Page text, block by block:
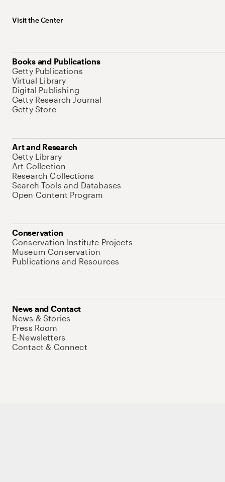
Visit the Center
Books and Publications
Getty Publications
Virtual Library
Digital Publishing
Getty Research Journal
Getty Store
Art and Research
Getty Library
Art Collection
Research Collections
Search Tools and Databases
Open Content Program
Conservation
Conservation Institute Projects
Museum Conservation
Publications and Resources
News and Contact
News & Stories
Press Room
E-Newsletters
Contact & Connect